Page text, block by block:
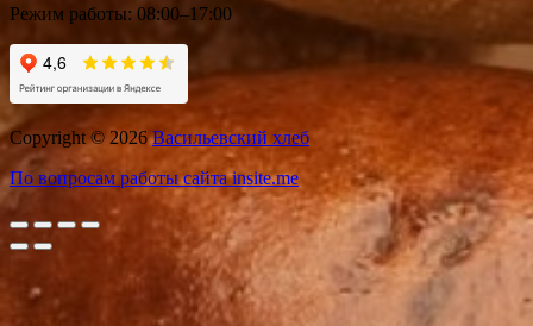
Режим работы: 08:00–17:00
Copyright © 2026Васильевский хлеб
По вопросам работы сайта insite.me